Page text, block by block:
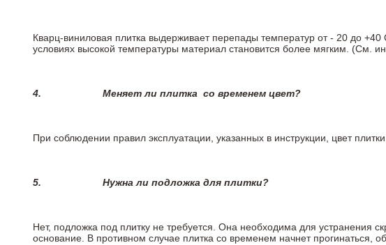
Кварц-виниловая плитка выдерживает перепады температур от - 20 до
условиях высокой температуры материал становится более мягким. (См.
4. Меняет ли плитка со временем цвет?
При соблюдении правил эксплуатации, указанных в инструкции, цвет
5. Нужна ли подложка для плитки?
Нет, подложка под плитку не требуется. Она необходима для устранения
основание. В противном случае плитка со временем начнет прогинаться,